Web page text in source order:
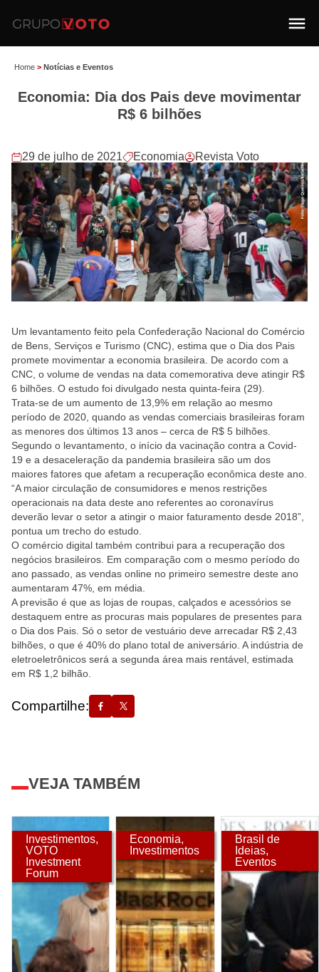
Home > Notícias e Eventos
Economia: Dia dos Pais deve movimentar
R$ 6 bilhões
29 de julho de 2021 Economia Revista Voto
Um levantamento feito pela Confederação Nacional do Comércio
de Bens, Serviços e Turismo (CNC), estima que o Dia dos Pais
promete movimentar a economia brasileira. De acordo com a
CNC, o volume de vendas na data comemorativa deve atingir R$
6 bilhões. O estudo foi divulgado nesta quinta-feira (29).
Trata-se de um aumento de 13,9% em relação ao mesmo
período de 2020, quando as vendas comerciais brasileiras foram
as menores dos últimos 13 anos – cerca de R$ 5 bilhões.
Segundo o levantamento, o início da vacinação contra a Covid-
19 e a desaceleração da pandemia brasileira são um dos
maiores fatores que afetam a recuperação econômica deste ano.
“A maior circulação de consumidores e menos restrições
operacionais na data deste ano referentes ao coronavírus
deverão levar o setor a atingir o maior faturamento desde 2018”,
pontua um trecho do estudo.
O comércio digital também contribui para a recuperação dos
negócios brasileiros. Em comparação com o mesmo período do
ano passado, as vendas online no primeiro semestre deste ano
aumentaram 47%, em média.
A previsão é que as lojas de roupas, calçados e acessórios se
destaquem entre as procuras mais populares de presentes para
o Dia dos Pais. Só o setor de vestuário deve arrecadar R$ 2,43
bilhões, o que é 40% do plano total de aniversário. A indústria de
eletroeletrônicos será a segunda área mais rentável, estimada
em R$ 1,2 bilhão.
Compartilhe:
VEJA TAMBÉM
Investimentos,
VOTO
Investment
Forum
Economia,
Investimentos
Brasil de
Ideias,
Eventos